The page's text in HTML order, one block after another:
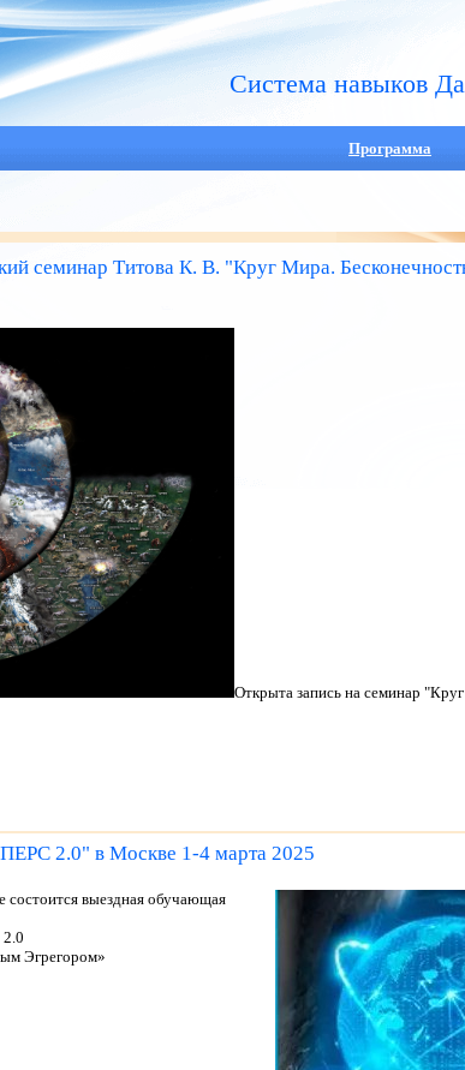
Система навыков
Программа
семинар Титова К. В. "Круг Мира.
Открыта запись на семинар
2.0" в Москве 1-4 марта 2025
состоится выездная обучающая
Эгрегором»